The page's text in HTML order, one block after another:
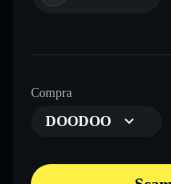
Compra
DOODOO